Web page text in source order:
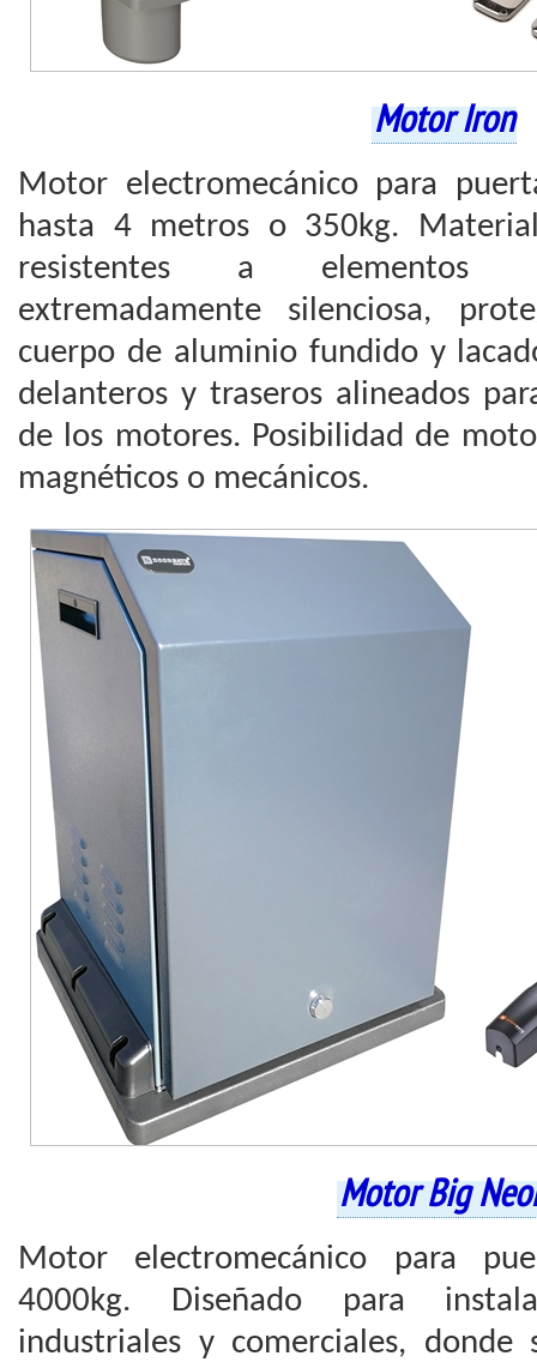
Motor Iron
Motor electromecánico para
hasta 4 metros o 350kg.
resistentes a elementos
extremadamente silenciosa,
cuerpo de aluminio fundido y
delanteros y traseros alineados
de los motores. Posibilidad de
magnéticos o mecánicos.
Motor Big
Motor electromecánico para
4000kg. Diseñado para
industriales y comerciales,